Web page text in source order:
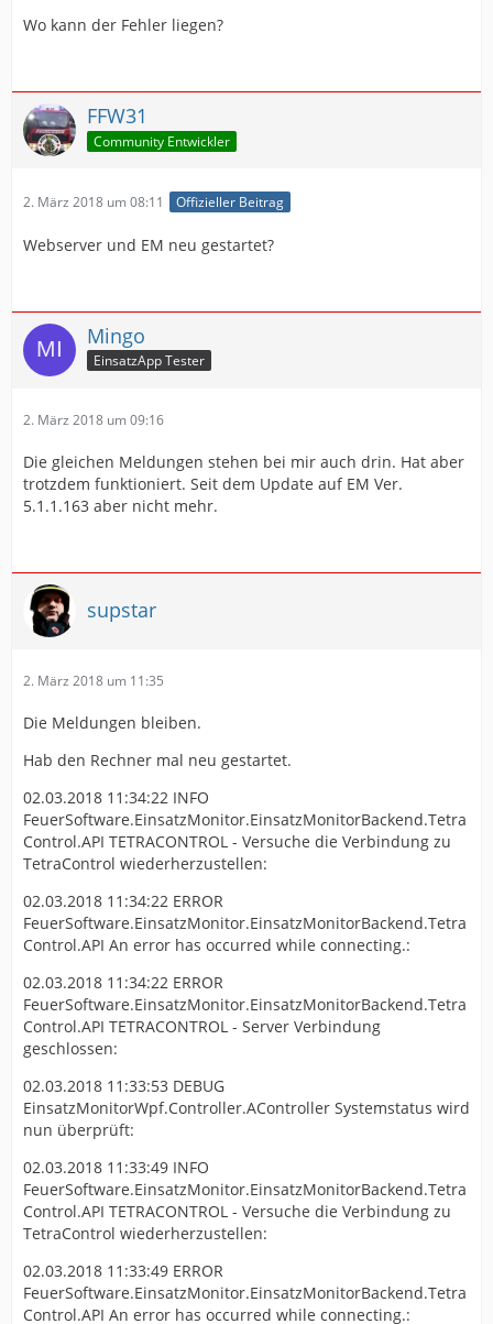
Wo kann der Fehler liegen?
FFW31
Community Entwickler
2. März 2018 um 08:11 Offizieller Beitrag
Webserver und EM neu gestartet?
Mingo
EinsatzApp Tester
2. März 2018 um 09:16
Die gleichen Meldungen stehen bei mir auch drin. Hat aber
trotzdem funktioniert. Seit dem Update auf EM Ver.
5.1.1.163 aber nicht mehr.
supstar
2. März 2018 um 11:35
Die Meldungen bleiben.
Hab den Rechner mal neu gestartet.
02.03.2018 11:34:22 INFO
FeuerSoftware.EinsatzMonitor.EinsatzMonitorBackend.Tetra
Control.API TETRACONTROL - Versuche die Verbindung zu
TetraControl wiederherzustellen:
02.03.2018 11:34:22 ERROR
FeuerSoftware.EinsatzMonitor.EinsatzMonitorBackend.Tetra
Control.API An error has occurred while connecting.:
02.03.2018 11:34:22 ERROR
FeuerSoftware.EinsatzMonitor.EinsatzMonitorBackend.Tetra
Control.API TETRACONTROL - Server Verbindung
geschlossen:
02.03.2018 11:33:53 DEBUG
EinsatzMonitorWpf.Controller.AController Systemstatus wird
nun überprüft:
02.03.2018 11:33:49 INFO
FeuerSoftware.EinsatzMonitor.EinsatzMonitorBackend.Tetra
Control.API TETRACONTROL - Versuche die Verbindung zu
TetraControl wiederherzustellen:
02.03.2018 11:33:49 ERROR
FeuerSoftware.EinsatzMonitor.EinsatzMonitorBackend.Tetra
Control.API An error has occurred while connecting.: